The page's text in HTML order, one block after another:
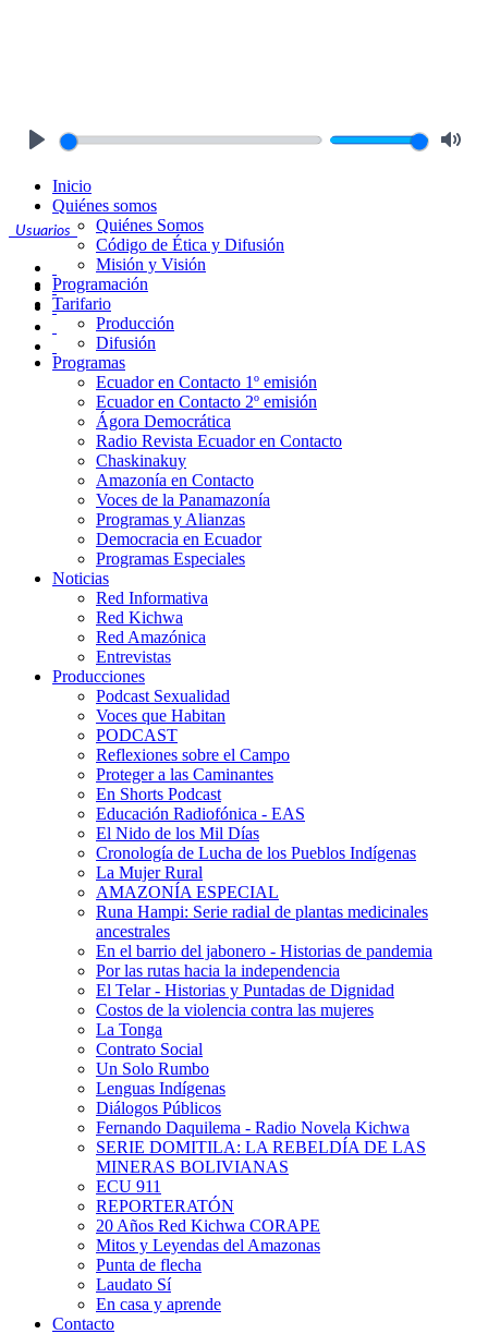
Usuarios
Inicio
Quiénes somos
Quiénes Somos
Código de Ética y Difusión
Misión y Visión
Programación
Tarifario
Producción
Difusión
Programas
Ecuador en Contacto 1º emisión
Ecuador en Contacto 2º emisión
Ágora Democrática
Radio Revista Ecuador en Contacto
Chaskinakuy
Amazonía en Contacto
Voces de la Panamazonía
Programas y Alianzas
Democracia en Ecuador
Programas Especiales
Noticias
Red Informativa
Red Kichwa
Red Amazónica
Entrevistas
Producciones
Podcast Sexualidad
Voces que Habitan
PODCAST
Reflexiones sobre el Campo
Proteger a las Caminantes
En Shorts Podcast
Educación Radiofónica - EAS
El Nido de los Mil Días
Cronología de Lucha de los Pueblos Indígenas
La Mujer Rural
AMAZONÍA ESPECIAL
Runa Hampi: Serie radial de plantas medicinales
ancestrales
En el barrio del jabonero - Historias de pandemia
Por las rutas hacia la independencia
El Telar - Historias y Puntadas de Dignidad
Costos de la violencia contra las mujeres
La Tonga
Contrato Social
Un Solo Rumbo
Lenguas Indígenas
Diálogos Públicos
Fernando Daquilema - Radio Novela Kichwa
SERIE DOMITILA: LA REBELDÍA DE LAS
MINERAS BOLIVIANAS
ECU 911
REPORTERATÓN
20 Años Red Kichwa CORAPE
Mitos y Leyendas del Amazonas
Punta de flecha
Laudato Sí
En casa y aprende
Contacto